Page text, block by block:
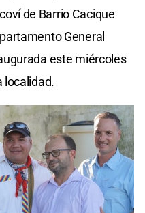
de Barrio Cacique
General
este miércoles
localidad.